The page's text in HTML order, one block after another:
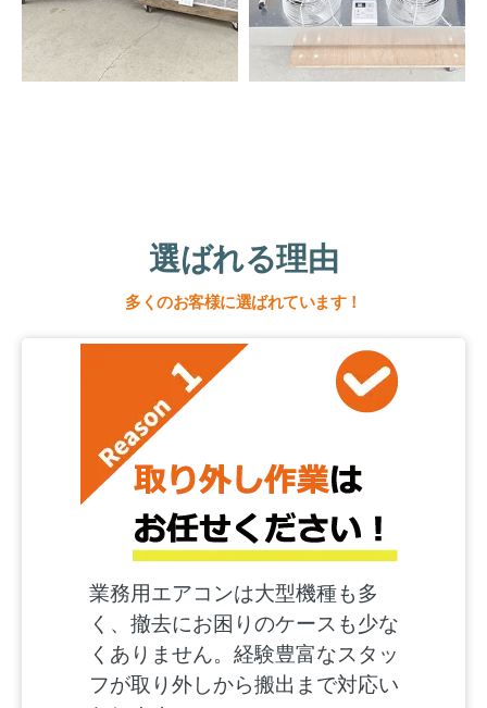
選ばれる理由
多くのお客様に選ばれています！
業務用エアコンは大型機種も多
く、撤去にお困りのケースも少な
くありません。経験豊富なスタッ
フが取り外しから搬出まで対応い